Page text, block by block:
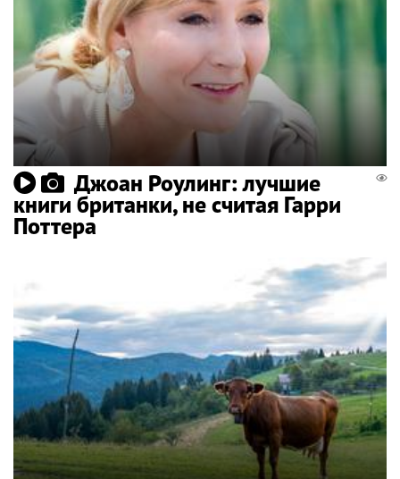
Джоан Роулинг: лучшие
книги британки, не считая Гарри
Поттера